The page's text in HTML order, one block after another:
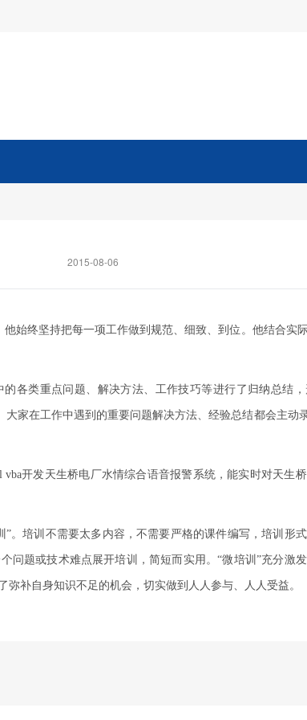
2015-08-06
始终坚持把每一项工作做到规范、细致、到位。他结合实
各类重点问题、解决方法、工作技巧等进行了归纳总结
大家在工作中遇到的重要问题解决方法、经验总结都会主动
vba开发天生桥电厂水情综合语音报警系统，能实时对天生
。培训不需要太多内容，不需要严格的课件编写，培训形
问题或技术难点展开培训，简短而实用。“微培训”充分激
补自身知识不足的机会，切实做到人人参与、人人受益。